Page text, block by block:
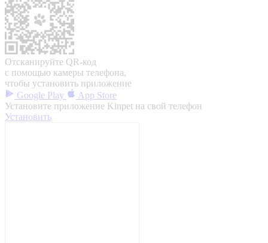
Отсканируйте QR-код
с помощью камеры телефона,
чтобы установить приложение
Google Play
App Store
Установите приложение Kinpet на свой телефон
Установить